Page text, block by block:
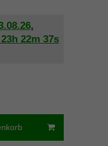
,
23h 22m 37s